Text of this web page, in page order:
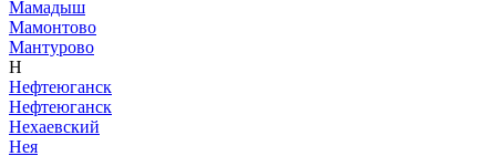
Мамадыш
Мамонтово
Мантурово
Н
Нефтеюганск
Нефтеюганск
Нехаевский
Нея